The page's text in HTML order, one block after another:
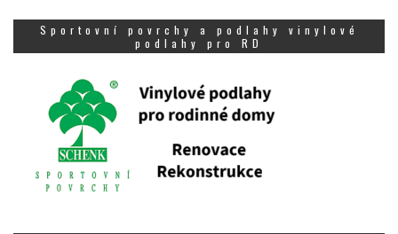
Sportovní povrchy a podlahy vinylové
podlahy pro RD